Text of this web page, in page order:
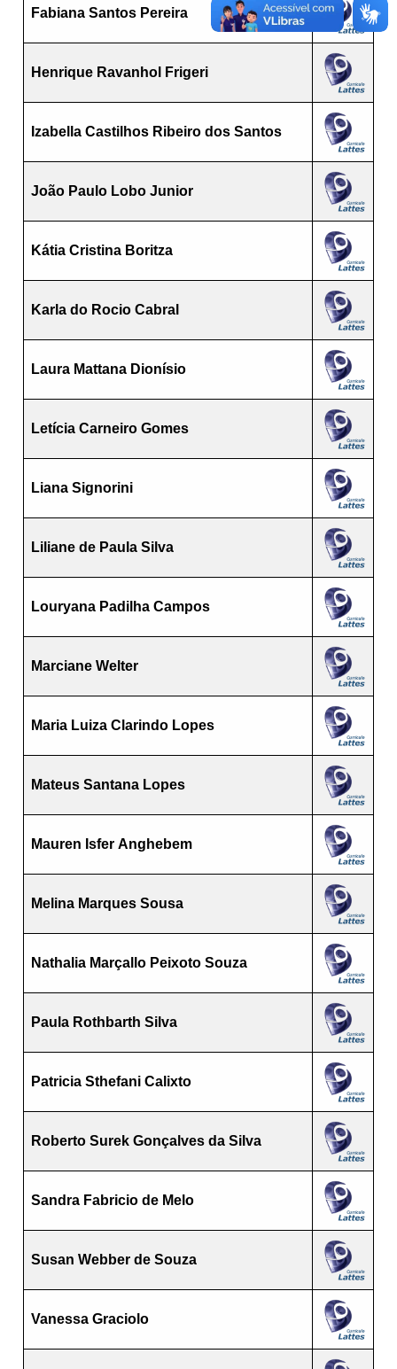
Fabiana Santos Pereira
Henrique Ravanhol Frigeri
Izabella Castilhos Ribeiro dos Santos
João Paulo Lobo Junior
Kátia Cristina Boritza
Karla do Rocio Cabral
Laura Mattana Dionísio
Letícia Carneiro Gomes
Liana Signorini
Liliane de Paula Silva
Louryana Padilha Campos
Marciane Welter
Maria Luiza Clarindo Lopes
Mateus Santana Lopes
Mauren Isfer Anghebem
Melina Marques Sousa
Nathalia Marçallo Peixoto Souza
Paula Rothbarth Silva
Patricia Sthefani Calixto
Roberto Surek Gonçalves da Silva
Sandra Fabricio de Melo
Susan Webber de Souza
Vanessa Graciolo